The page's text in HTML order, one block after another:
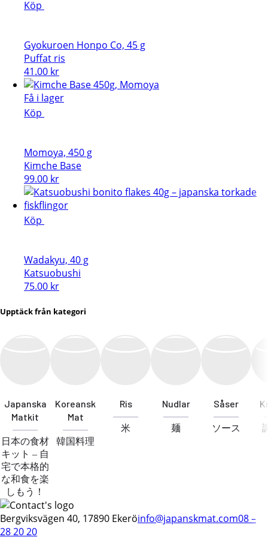
Köp
Gyokuroen Honpo Co, 45 g
Puffat ris
41.00 kr
Få i lager
Köp
Momoya, 450 g
Kimche Base
99.00 kr
Köp
Wadakyu, 40 g
Katsuobushi
75.00 kr
Upptäck från kategori
Japanska
Matkit
日本の食材
キット – 自
宅で本格的
な和食を楽
しもう！
Koreansk
Mat
韓国料理
Ris
米
Nudlar
麺
Såser
ソース
Bergviksvägen 40, 17890 Ekeröinfo@japanskmat.com08 –
28 20 20